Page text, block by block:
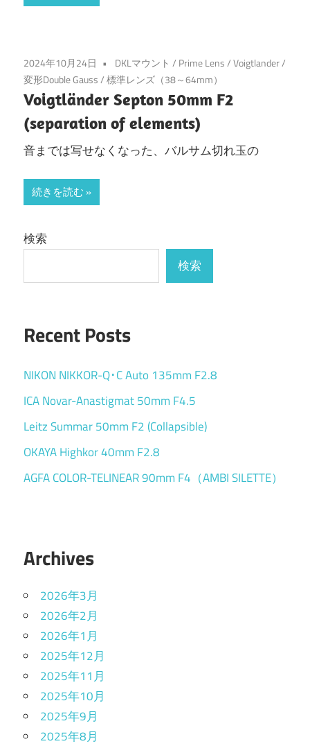
2024年10月24日 DKLマウント / Prime Lens/Voigtlander/
変形Double Gauss/標準レンズ（38～64mm）
Voigtländer Septon 50mm F2
(separation of elements)
音までは写せなくなった、バルサム切れ玉の
続きを読む
検索
検索
Recent Posts
NIKON NIKKOR-Q･C Auto 135mm F2.8
ICA Novar-Anastigmat 50mm F4.5
Leitz Summar 50mm F2 (Collapsible)
OKAYA Highkor 40mm F2.8
AGFA COLOR-TELINEAR 90mm F4（AMBI SILETTE）
Archives
2026年3月
2026年2月
2026年1月
2025年12月
2025年11月
2025年10月
2025年9月
2025年8月